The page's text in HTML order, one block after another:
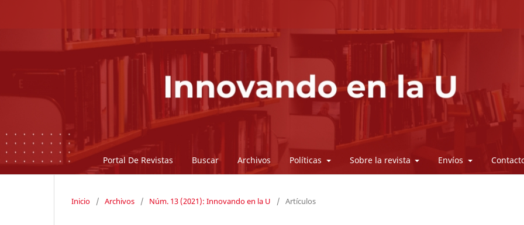
Portal De Revistas Buscar Archivos Políticas Sobre la revista Envíos
Inicio / Archivos / Núm. 13 (2021): Innovando en la U / Artículos